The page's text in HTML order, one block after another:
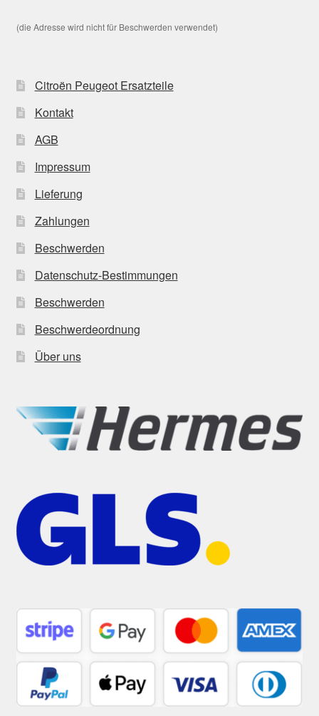
(die Adresse wird nicht für Beschwerden verwendet)
Citroën Peugeot Ersatzteile
Kontakt
AGB
Impressum
Lieferung
Zahlungen
Beschwerden
Datenschutz-Bestimmungen
Beschwerden
Beschwerdeordnung
Über uns